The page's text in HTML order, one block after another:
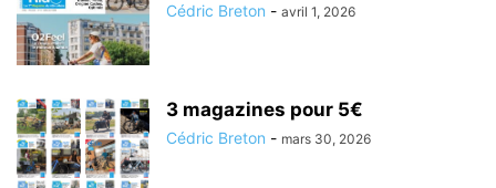
Cédric Breton - avril 1, 2026
3 magazines pour 5€
Cédric Breton - mars 30, 2026